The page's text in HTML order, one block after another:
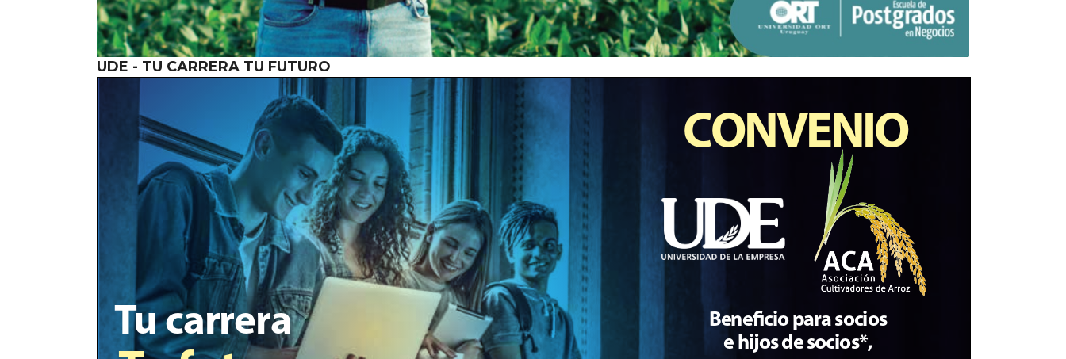
UDE - TU CARRERA TU FUTURO